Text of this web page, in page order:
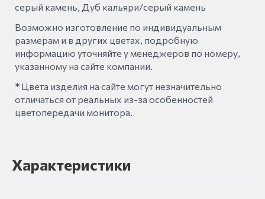
серый камень, Дуб кальяри/серый камень
Возможно изготовление по индивидуальным
размерам и в других цветах, подробную
информацию уточняйте у менеджеров по номеру,
указанному на сайте компании.
* Цвета изделия на сайте могут незначительно
отличаться от реальных из-за особенностей
цветопередачи монитора.
Характеристики